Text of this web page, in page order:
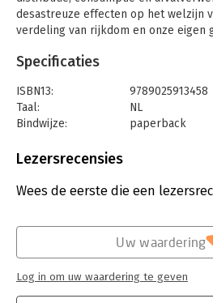
desastreuze effecten op het welzijn
verdeling van rijkdom en onze eigen
Julian Baggini biedt in dit boek een
probleem en formuleert filosofische
betere, rechtvaardigere en
Specificaties
ISBN13:
9789025913458
Taal:
NL
Bindwijze:
paperback
Uitgever:
Verschijningsdatum:
8-5-2025
Lezersrecensies
Wees de eerste die een
Uw waardering
Log in om uw waardering te geven